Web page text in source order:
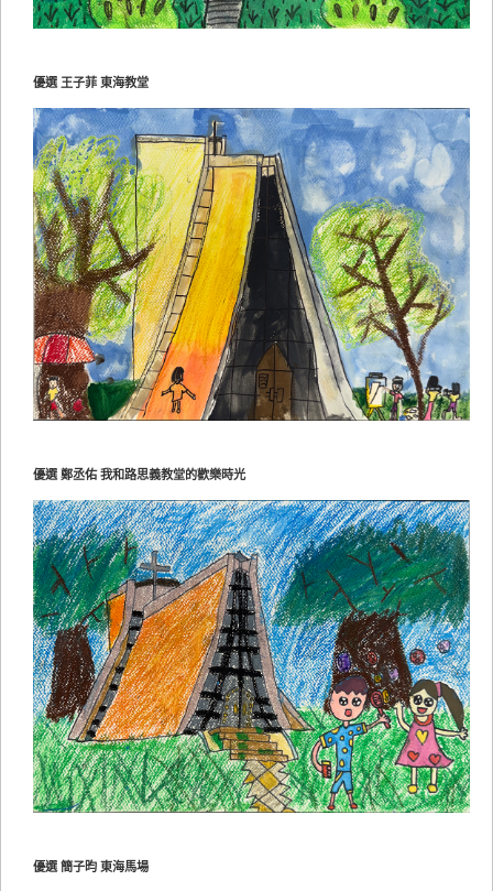
優選 王子菲 東海教堂
優選 鄭丞佑 我和路思義教堂的歡樂時光
優選 簡子昀 東海馬場